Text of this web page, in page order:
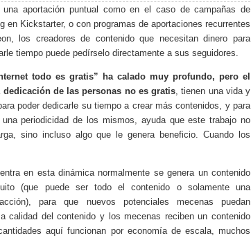
una aportación puntual como en el caso de campañas de
en Kickstarter, o con programas de aportaciones recurrentes
los creadores de contenido que necesitan dinero para
tiempo puede pedírselo directamente a sus seguidores.
todo es gratis” ha calado muy profundo, pero el
de las personas no es gratis, tienen una vida y
poder dedicarle su tiempo a crear más contenidos, y para
una periodicidad de los mismos, ayuda que este trabajo no
sino incluso algo que le genera beneficio. Cuando los
en esta dinámica normalmente se genera un contenido
(que puede ser todo el contenido o solamente una
para que nuevos potenciales mecenas puedan
calidad del contenido y los mecenas reciben un contenido
aquí funcionan por economía de escala, muchos